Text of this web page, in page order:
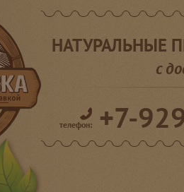
НАТУРАЛЬНЫЕ
с
телефон: +7-